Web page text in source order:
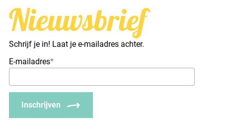
Nieuwsbrief
Schrijf je in! Laat je e-mailadres achter.
E-mailadres*
Inschrijven